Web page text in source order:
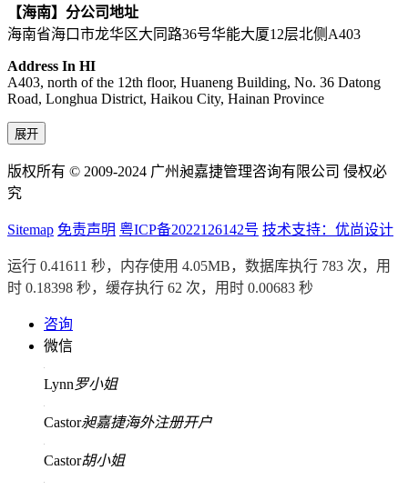
【海南】分公司地址
海南省海口市龙华区大同路36号华能大厦12层北侧A403
Address In HI
A403, north of the 12th floor, Huaneng Building, No. 36 Datong
Road, Longhua District, Haikou City, Hainan Province
展开
版权所有 © 2009-2024 广州昶嘉捷管理咨询有限公司 侵权必
究
Sitemap 免责声明 粤ICP备2022126142号 技术支持：优尚设计
运行 0.41611 秒，内存使用 4.05MB，数据库执行 783 次，用
时 0.18398 秒，缓存执行 62 次，用时 0.00683 秒
咨询
微信
Lynn罗小姐
Castor昶嘉捷海外注册开户
Castor胡小姐